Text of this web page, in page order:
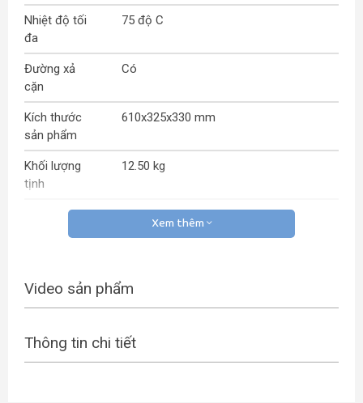
Nhiệt độ tối
đa
75 độ C
Đường xả
cặn
Có
Kích thước
sản phẩm
610x325x330 mm
Khối lượng
tịnh
12.50 kg
Thương hiệu SUNHOUSE
(*) Bảo hành 8 năm đối với bình chứa
với điều kiện sử dụng kể từ năm thứ 3
thanh Magie chính hãng, định kỳ 1
năm 1 lần
Xem thêm
Video sản phẩm
Thông tin chi tiết